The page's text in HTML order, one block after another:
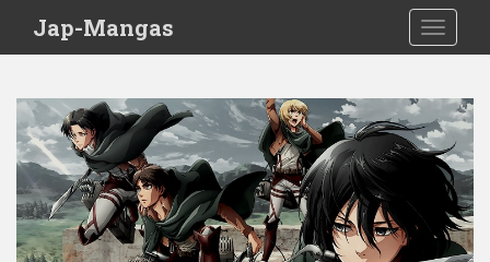
Jap-Mangas